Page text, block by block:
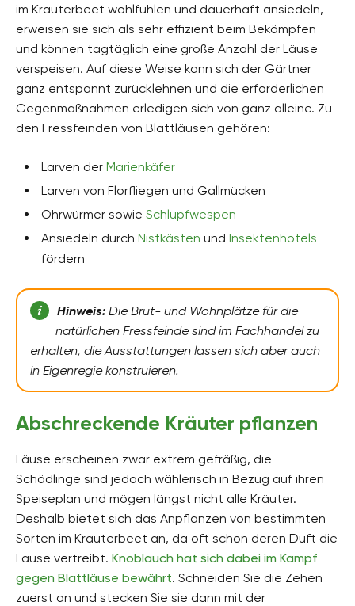
im Kräuterbeet wohlfühlen und dauerhaft ansiedeln,
erweisen sie sich als sehr effizient beim Bekämpfen
und können tagtäglich eine große Anzahl der Läuse
verspeisen. Auf diese Weise kann sich der Gärtner
ganz entspannt zurücklehnen und die erforderlichen
Gegenmaßnahmen erledigen sich von ganz alleine. Zu
den Fressfeinden von Blattläusen gehören:
Larven der Marienkäfer
Larven von Florfliegen und Gallmücken
Ohrwürmer sowie Schlupfwespen
Ansiedeln durch Nistkästen und Insektenhotels
fördern
Hinweis:Die Brut- und Wohnplätze für die
natürlichen Fressfeinde sind im Fachhandel zu
erhalten, die Ausstattungen lassen sich aber auch
in Eigenregie konstruieren.
Abschreckende Kräuter pflanzen
Läuse erscheinen zwar extrem gefräßig, die
Schädlinge sind jedoch wählerisch in Bezug auf ihren
Speiseplan und mögen längst nicht alle Kräuter.
Deshalb bietet sich das Anpflanzen von bestimmten
Sorten im Kräuterbeet an, da oft schon deren Duft die
Läuse vertreibt. Knoblauch hat sich dabei im Kampf
gegen Blattläuse bewährt. Schneiden Sie die Zehen
zuerst an und stecken Sie sie dann mit der